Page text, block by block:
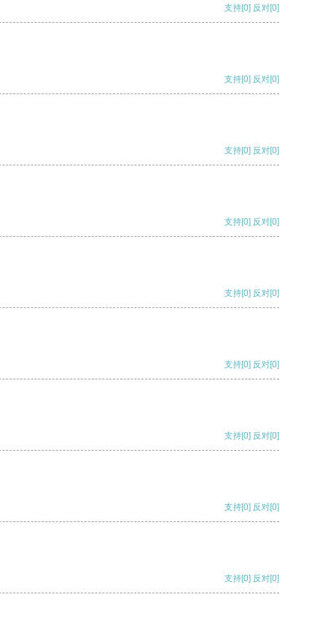
支持[0] 反对[0]
支持[0] 反对[0]
支持[0] 反对[0]
支持[0] 反对[0]
支持[0] 反对[0]
支持[0] 反对[0]
支持[0] 反对[0]
支持[0] 反对[0]
支持[0] 反对[0]